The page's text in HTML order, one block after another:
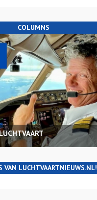
COLUMNS
VAN LUCHTVAARTNIEUWS.NL!